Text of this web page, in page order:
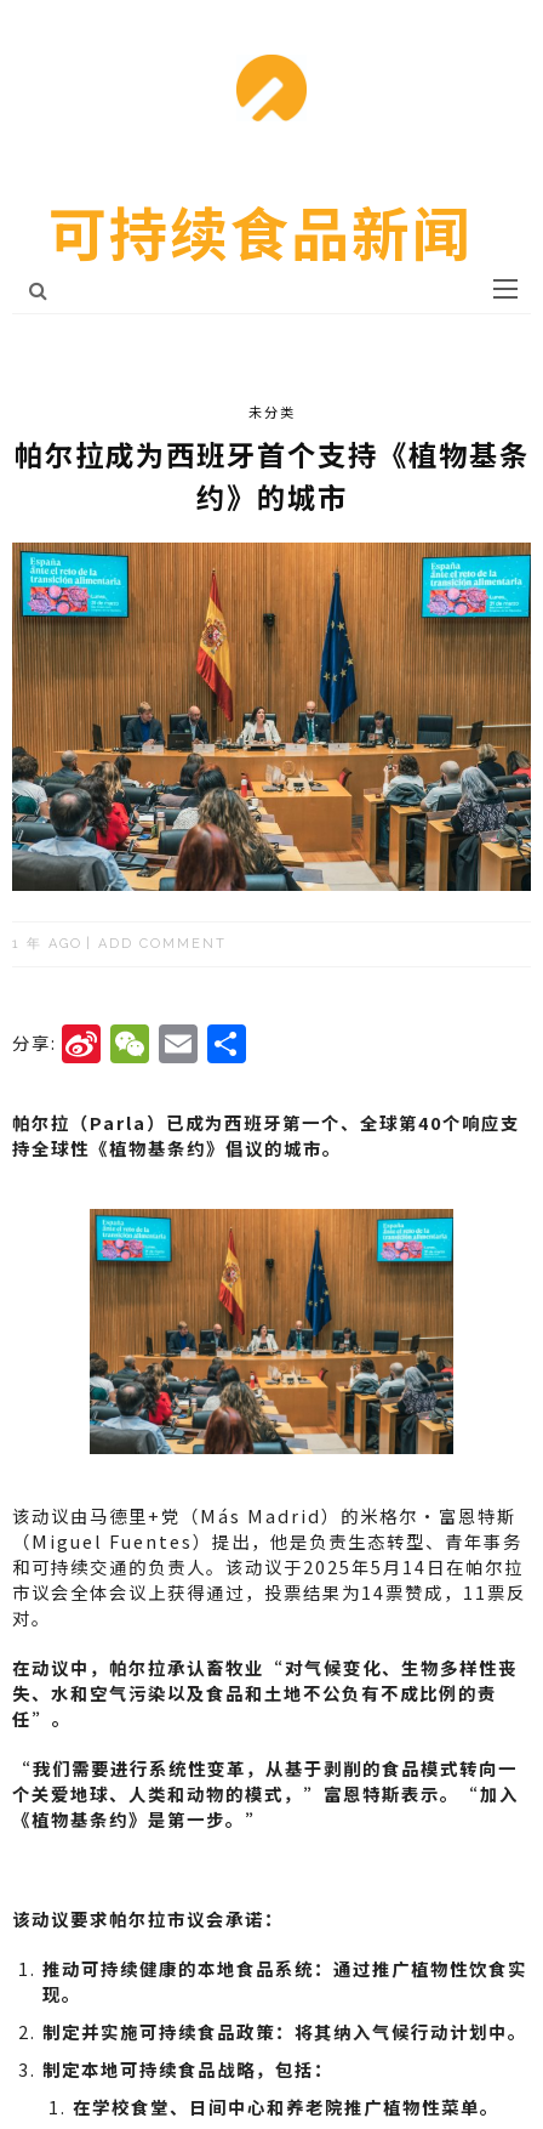
可持续食品新闻
未分类
帕尔拉成为西班牙首个支持《植物基条
约》的城市
1 年 AGO ADD COMMENT
分享: Si
a
W
ei
b
o
W
C
h
a
t
E
ai
l
帕尔拉（Parla）已成为西班牙第一个、全球第40个响应支
持全球性《植物基条约》倡议的城市。
该动议由马德里+党（Más Madrid）的米格尔·富恩特斯
（Miguel Fuentes）提出，他是负责生态转型、青年事务
和可持续交通的负责人。该动议于2025年5月14日在帕尔拉
市议会全体会议上获得通过，投票结果为14票赞成，11票反
对。
在动议中，帕尔拉承认畜牧业“对气候变化、生物多样性丧
失、水和空气污染以及食品和土地不公负有不成比例的责
任”。
“我们需要进行系统性变革，从基于剥削的食品模式转向一
个关爱地球、人类和动物的模式，”富恩特斯表示。“加入
《植物基条约》是第一步。”
该动议要求帕尔拉市议会承诺：
推动可持续健康的本地食品系统：通过推广植物性饮食实
现。
制定并实施可持续食品政策：将其纳入气候行动计划中。
制定本地可持续食品战略，包括：
在学校食堂、日间中心和养老院推广植物性菜单。